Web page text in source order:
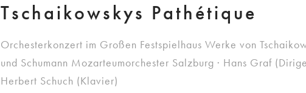
Tschaikowskys Pathétique
Orchesterkonzert im Großen Festspielhaus Werke von
und Schumann Mozarteumorchester Salzburg · Hans Graf
Herbert Schuch (Klavier)